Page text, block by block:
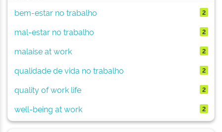
bem-estar no trabalho
2
mal-estar no trabalho 2
malaise at work 2
qualidade de vida no trabalho 2
quality of work life 2
well-being at work 2